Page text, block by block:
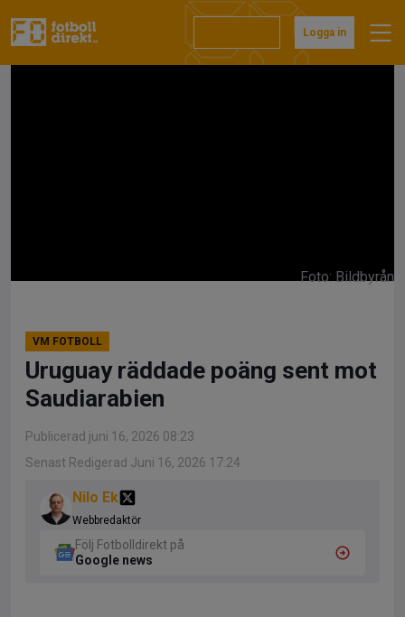
till
Logga in
Foto: Bildbyrån
VM FOTBOLL
Uruguay räddade poäng sent mot
Saudiarabien
Publicerad juni 16, 2026 08:23
Senast Redigerad Juni 16, 2026 17:24
Nilo Ek
Webbredaktör
Följ Fotbolldirekt på
Google news